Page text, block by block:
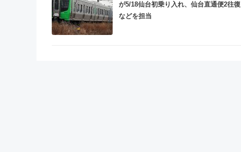
が5/18仙台初乗り入れ、仙台直通便2往復
などを担当